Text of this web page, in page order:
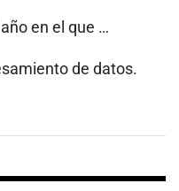
en el que …
de datos.